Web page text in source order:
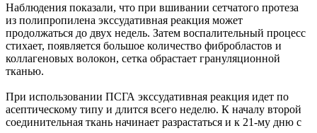
Наблюдения показали, что при вшивании сетчатого протеза
из полипропилена экссудативная реакция может
продолжаться до двух недель. Затем воспалительный процесс
стихает, появляется большое количество фибробластов и
коллагеновых волокон, сетка обрастает грануляционной
тканью.
При использовании ПСГА экссудативная реакция идет по
асептическому типу и длится всего неделю. К началу второй
соединительная ткань начинает разрастаться и к 21-му дню с